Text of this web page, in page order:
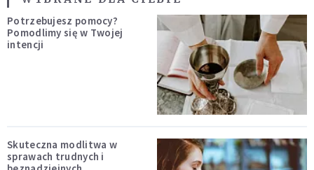
Potrzebujesz pomocy?
Pomodlimy się w Twojej
intencji
Skuteczna modlitwa w
sprawach trudnych i